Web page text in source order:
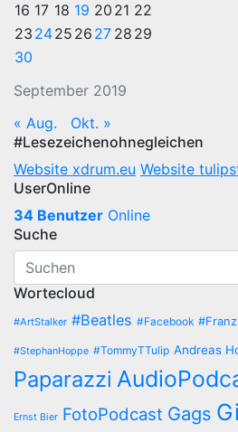
September 2019
16 17 18 19 20 21 22
23 2425 26 27 28 29
30
« Aug.
Okt. »
#Lesezeichenohnegleichen
Website xdrum.eu Website
UserOnline
34 Benutzer Online
Suche
Wortecloud
#ArtStalker #Beatles #Facebook
#StephanHoppe #TommyTTulip Andreas
Paparazzi
Ernst Bier FotoPodcast Gags